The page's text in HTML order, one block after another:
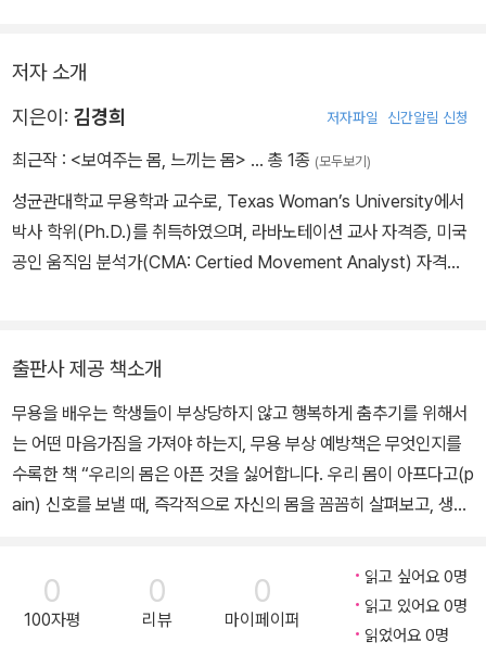
저자 소개
지은이: 김경희 저자파일 신간알림 신청
최근작 : <보여주는 몸, 느끼는 몸> … 총 1종 (모두보기)
성균관대학교 무용학과 교수로, Texas Woman’s University에서
박사 학위(Ph.D.)를 취득하였으며, 라바노테이션 교사 자격증, 미국
공인 움직임 분석가(CMA: Certied Movement Analyst) 자격증,
램을 개발하여 지속적인 연구와 교육에 주력하고 있다.
출판사 제공 책소개
무용을 배우는 학생들이 부상당하지 않고 행복하게 춤추기를 위해서
는 어떤 마음가짐을 가져야 하는지, 무용 부상 예방책은 무엇인지를
수록한 책 “우리의 몸은 아픈 것을 싫어합니다. 우리 몸이 아프다고(p
ain) 신호를 보낼 때, 즉각적으로 자신의 몸을 꼼꼼히 살펴보고, 생각
원인을 함께 찾아보고 더 큰 부상으로 이어질 확률을 낮추기 위해 시
작되었다. 학생들이 부상당하지 않고 행복하게 춤추려면 무엇보다
“예방”을 해야 한다. 전해내려오는 기존 수련법에 맹목적으로 의존하
0
100자평
0
리뷰
0
마이페이퍼
읽고 싶어요 0명
읽고 있어요 0명
읽었어요 0명